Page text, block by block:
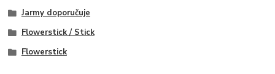
Jarmy doporučuje
Flowerstick / Stick
Flowerstick